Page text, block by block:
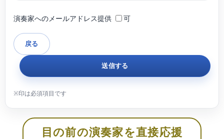
演奏家へのメールアドレス提供 可
目の前の演奏家を直接応援